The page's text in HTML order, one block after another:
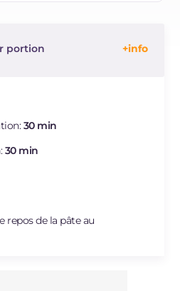
portion
mg
30 min
30 min
repos de la pâte au